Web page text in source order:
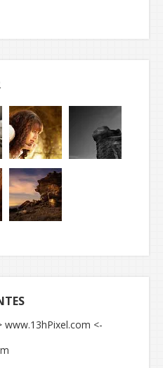
www.13hPixel.com <-